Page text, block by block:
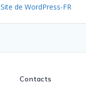
Site de WordPress-FR
Contacts